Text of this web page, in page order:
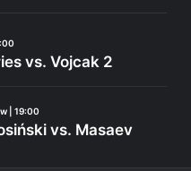
vs. Vojcak 2
| 19:00
vs. Masaev